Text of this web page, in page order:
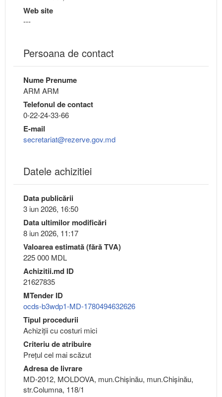
Web site
---
Persoana de contact
Nume Prenume
ARM ARM
Telefonul de contact
0-22-24-33-66
E-mail
secretariat@rezerve.gov.md
Datele achizitiei
Data publicării
3 iun 2026, 16:50
Data ultimilor modificări
8 iun 2026, 11:17
Valoarea estimată (fără TVA)
225 000 MDL
Achizitii.md ID
21627835
MTender ID
ocds-b3wdp1-MD-1780494632626
Tipul procedurii
Achiziții cu costuri mici
Criteriu de atribuire
Preţul cel mai scăzut
Adresa de livrare
MD-2012, MOLDOVA, mun.Chişinău, mun.Chişinău,
str.Columna, 118/1